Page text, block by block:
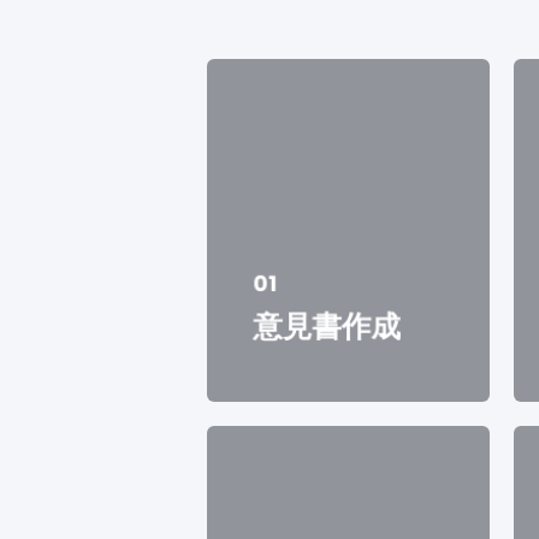
01
意見書作成